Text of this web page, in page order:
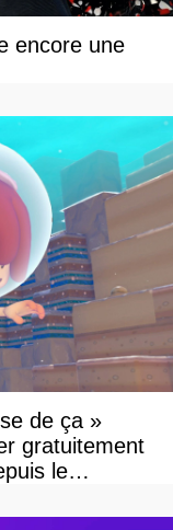
encore une
de ça »
gratuitement
le